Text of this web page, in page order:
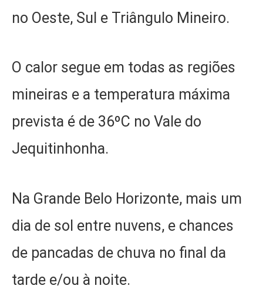
no Oeste, Sul e Triângulo Mineiro.
O calor segue em todas as regiões
mineiras e a temperatura máxima
prevista é de 36ºC no Vale do
Jequitinhonha.
Na Grande Belo Horizonte, mais um
dia de sol entre nuvens, e chances
de pancadas de chuva no final da
tarde e/ou à noite.